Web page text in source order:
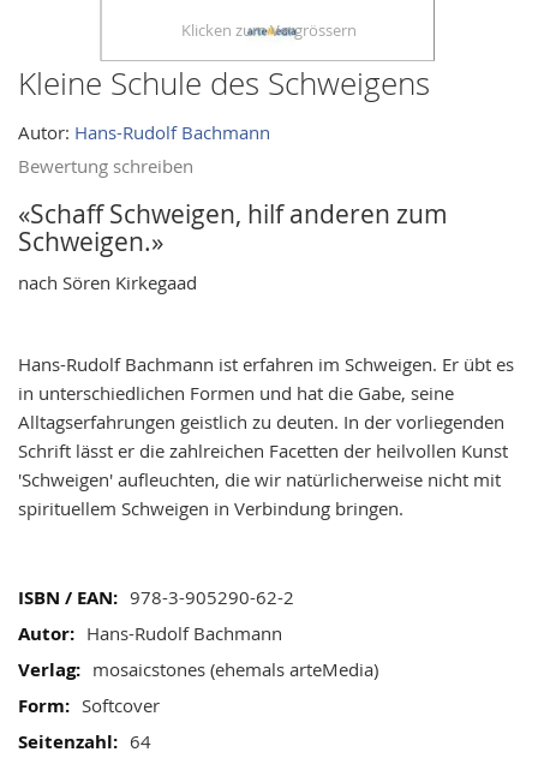
Kleine Schule des Schweigens
Autor: Hans-Rudolf Bachmann
Bewertung schreiben
«Schaff Schweigen, hilf anderen zum
Schweigen.»
nach Sören Kirkegaad
Hans-Rudolf Bachmann ist erfahren im Schweigen. Er übt es
in unterschiedlichen Formen und hat die Gabe, seine
Alltagserfahrungen geistlich zu deuten. In der vorliegenden
Schrift lässt er die zahlreichen Facetten der heilvollen Kunst
'Schweigen' aufleuchten, die wir natürlicherweise nicht mit
spirituellem Schweigen in Verbindung bringen.
Mehr
Informationen
978-3-905290-62-2
Hans-Rudolf Bachmann
mosaicstones (ehemals arteMedia)
Softcover
64
Skip
the
beginning
the
images
gallery